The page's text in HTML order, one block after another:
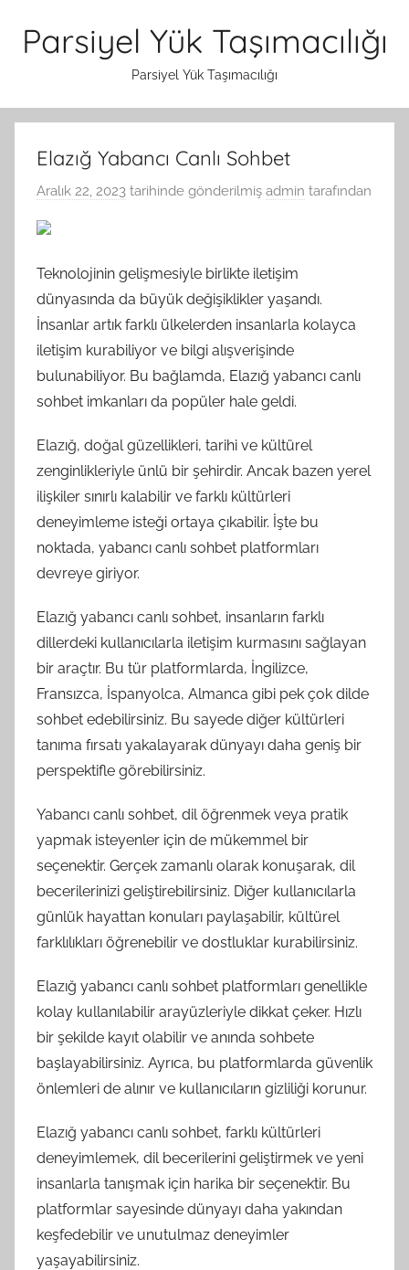
Parsiyel Yük Taşımacılığı
Parsiyel Yük Taşımacılığı
Elazığ Yabancı Canlı Sohbet
Aralık 22, 2023 tarihinde gönderilmiş admin tarafından
Teknolojinin gelişmesiyle birlikte iletişim
dünyasında da büyük değişiklikler yaşandı.
İnsanlar artık farklı ülkelerden insanlarla kolayca
iletişim kurabiliyor ve bilgi alışverişinde
bulunabiliyor. Bu bağlamda, Elazığ yabancı canlı
sohbet imkanları da popüler hale geldi.
Elazığ, doğal güzellikleri, tarihi ve kültürel
zenginlikleriyle ünlü bir şehirdir. Ancak bazen yerel
ilişkiler sınırlı kalabilir ve farklı kültürleri
deneyimleme isteği ortaya çıkabilir. İşte bu
noktada, yabancı canlı sohbet platformları
devreye giriyor.
Elazığ yabancı canlı sohbet, insanların farklı
dillerdeki kullanıcılarla iletişim kurmasını sağlayan
bir araçtır. Bu tür platformlarda, İngilizce,
Fransızca, İspanyolca, Almanca gibi pek çok dilde
sohbet edebilirsiniz. Bu sayede diğer kültürleri
tanıma fırsatı yakalayarak dünyayı daha geniş bir
perspektifle görebilirsiniz.
Yabancı canlı sohbet, dil öğrenmek veya pratik
yapmak isteyenler için de mükemmel bir
seçenektir. Gerçek zamanlı olarak konuşarak, dil
becerilerinizi geliştirebilirsiniz. Diğer kullanıcılarla
günlük hayattan konuları paylaşabilir, kültürel
farklılıkları öğrenebilir ve dostluklar kurabilirsiniz.
Elazığ yabancı canlı sohbet platformları genellikle
kolay kullanılabilir arayüzleriyle dikkat çeker. Hızlı
bir şekilde kayıt olabilir ve anında sohbete
başlayabilirsiniz. Ayrıca, bu platformlarda güvenlik
önlemleri de alınır ve kullanıcıların gizliliği korunur.
Elazığ yabancı canlı sohbet, farklı kültürleri
deneyimlemek, dil becerilerini geliştirmek ve yeni
insanlarla tanışmak için harika bir seçenektir. Bu
platformlar sayesinde dünyayı daha yakından
keşfedebilir ve unutulmaz deneyimler
yaşayabilirsiniz.